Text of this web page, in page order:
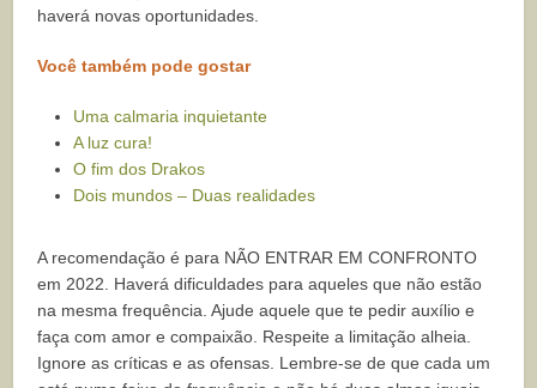
haverá novas oportunidades.
Você também pode gostar
Uma calmaria inquietante
A luz cura!
O fim dos Drakos
Dois mundos – Duas realidades
A recomendação é para NÃO ENTRAR EM CONFRONTO
em 2022. Haverá dificuldades para aqueles que não estão
na mesma frequência. Ajude aquele que te pedir auxílio e
faça com amor e compaixão. Respeite a limitação alheia.
Ignore as críticas e as ofensas. Lembre-se de que cada um